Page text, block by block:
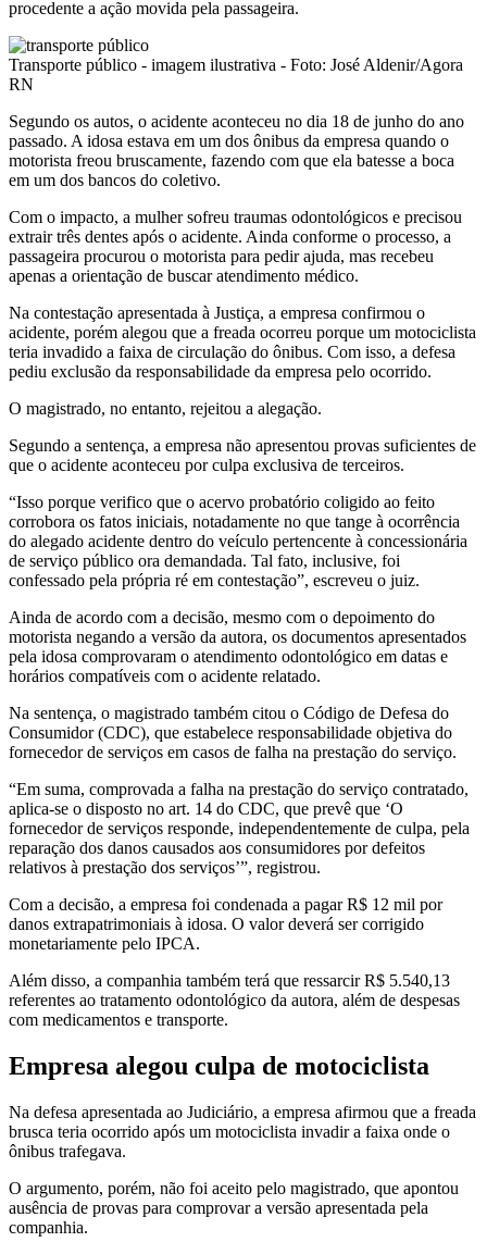
procedente a ação movida pela passageira.
Transporte público - imagem ilustrativa - Foto: José Aldenir/Agora
RN
Segundo os autos, o acidente aconteceu no dia 18 de junho do ano
passado. A idosa estava em um dos ônibus da empresa quando o
motorista freou bruscamente, fazendo com que ela batesse a boca
em um dos bancos do coletivo.
Com o impacto, a mulher sofreu traumas odontológicos e precisou
extrair três dentes após o acidente. Ainda conforme o processo, a
passageira procurou o motorista para pedir ajuda, mas recebeu
apenas a orientação de buscar atendimento médico.
Na contestação apresentada à Justiça, a empresa confirmou o
acidente, porém alegou que a freada ocorreu porque um motociclista
teria invadido a faixa de circulação do ônibus. Com isso, a defesa
pediu exclusão da responsabilidade da empresa pelo ocorrido.
O magistrado, no entanto, rejeitou a alegação.
Segundo a sentença, a empresa não apresentou provas suficientes de
que o acidente aconteceu por culpa exclusiva de terceiros.
“Isso porque verifico que o acervo probatório coligido ao feito
corrobora os fatos iniciais, notadamente no que tange à ocorrência
do alegado acidente dentro do veículo pertencente à concessionária
de serviço público ora demandada. Tal fato, inclusive, foi
confessado pela própria ré em contestação”, escreveu o juiz.
Ainda de acordo com a decisão, mesmo com o depoimento do
motorista negando a versão da autora, os documentos apresentados
pela idosa comprovaram o atendimento odontológico em datas e
horários compatíveis com o acidente relatado.
Na sentença, o magistrado também citou o Código de Defesa do
Consumidor (CDC), que estabelece responsabilidade objetiva do
fornecedor de serviços em casos de falha na prestação do serviço.
“Em suma, comprovada a falha na prestação do serviço contratado,
aplica-se o disposto no art. 14 do CDC, que prevê que ‘O
fornecedor de serviços responde, independentemente de culpa, pela
reparação dos danos causados aos consumidores por defeitos
relativos à prestação dos serviços’”, registrou.
Com a decisão, a empresa foi condenada a pagar R$ 12 mil por
danos extrapatrimoniais à idosa. O valor deverá ser corrigido
monetariamente pelo IPCA.
Além disso, a companhia também terá que ressarcir R$ 5.540,13
referentes ao tratamento odontológico da autora, além de despesas
com medicamentos e transporte.
Empresa alegou culpa de motociclista
Na defesa apresentada ao Judiciário, a empresa afirmou que a freada
brusca teria ocorrido após um motociclista invadir a faixa onde o
ônibus trafegava.
O argumento, porém, não foi aceito pelo magistrado, que apontou
ausência de provas para comprovar a versão apresentada pela
companhia.